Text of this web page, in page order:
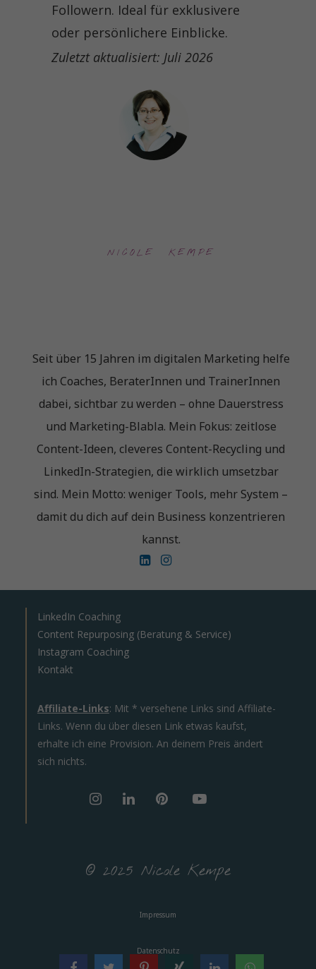
Followern. Ideal für exklusivere
oder persönlichere Einblicke.
Zuletzt aktualisiert: Juli 2026
NICOLE  KEMPE
Seit über 15 Jahren im digitalen Marketing helfe
ich Coaches, BeraterInnen und TrainerInnen
dabei, sichtbar zu werden – ohne Dauerstress
und Marketing-Blabla. Mein Fokus: zeitlose
Content-Ideen, cleveres Content-Recycling und
LinkedIn-Strategien, die wirklich umsetzbar
sind. Mein Motto: weniger Tools, mehr System –
damit du dich auf dein Business konzentrieren
kannst.
LinkedIn Coaching
Content Repurposing (Beratung & Service)
Instagram Coaching
Kontakt
Affiliate-Links: Mit * versehene Links sind Affiliate-
Links. Wenn du über diesen Link etwas kaufst,
erhalte ich eine Provision. An deinem Preis ändert
sich nichts.
© 2025 Nicole Kempe
Impressum
Datenschutz